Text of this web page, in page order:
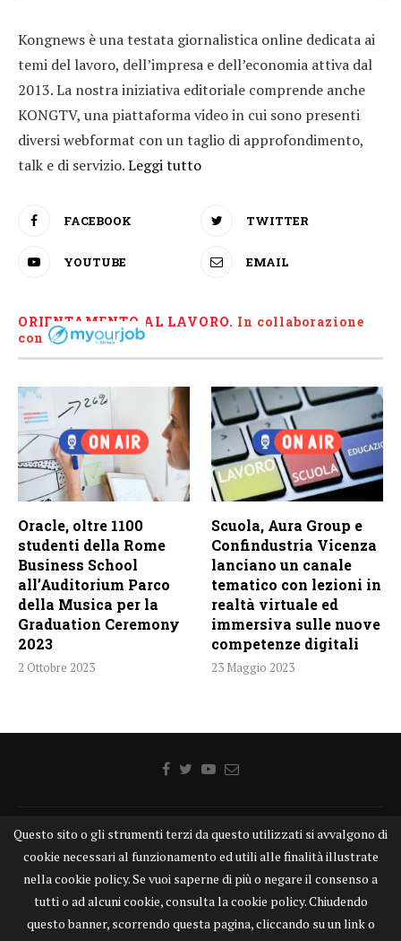
Kongnews è una testata giornalistica online dedicata ai
temi del lavoro, dell’impresa e dell’economia attiva dal
2013. La nostra iniziativa editoriale comprende anche
KONGTV, una piattaforma video in cui sono presenti
diversi webformat con un taglio di approfondimento,
talk e di servizio.Leggi tutto
FACEBOOK TWITTER
YOUTUBE EMAIL
ORIENTAMENTO AL LAVORO. In collaborazione
con
Oracle, oltre 1100
studenti della Rome
Business School
all’Auditorium Parco
della Musica per la
Graduation Ceremony
2023
2 Ottobre 2023
Scuola, Aura Group e
Confindustria Vicenza
lanciano un canale
tematico con lezioni in
realtà virtuale ed
immersiva sulle nuove
competenze digitali
23 Maggio 2023
Home Chi siamo Disclaimer Cookie Contatti
Privacy Policy KONGTV
KONGnews ©KONG Comunicazione s.r.l. - P.IVA: 15049871005
Alcune delle foto pubblicate su KONGnews.it sono state prese da Internet,
e valutate di pubblico dominio. Qualora i soggetti o gli autori delle stesse
Questo sito o gli strumenti terzi da questo utilizzati si avvalgono di
cookie necessari al funzionamento ed utili alle finalità illustrate
nella cookie policy. Se vuoi saperne di più o negare il consenso a
tutti o ad alcuni cookie, consulta la cookie policy. Chiudendo
questo banner, scorrendo questa pagina, cliccando su un link o